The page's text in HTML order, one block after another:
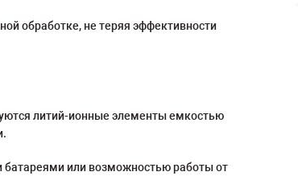
обработке, не теряя эффективности
литий-ионные элементы емкостью
батареями или возможностью работы от